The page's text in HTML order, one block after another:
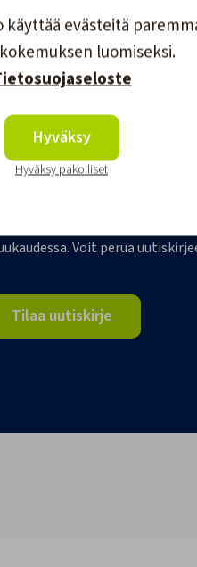
tietoa veneilystä,
Voit perua
Tilaa uutiskirje
käyttää evästeitä
luomiseksi.
Hyväksy
Hyväksy pakolliset